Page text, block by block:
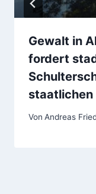
Gewalt in
fordert
staatlichen
Von Andreas